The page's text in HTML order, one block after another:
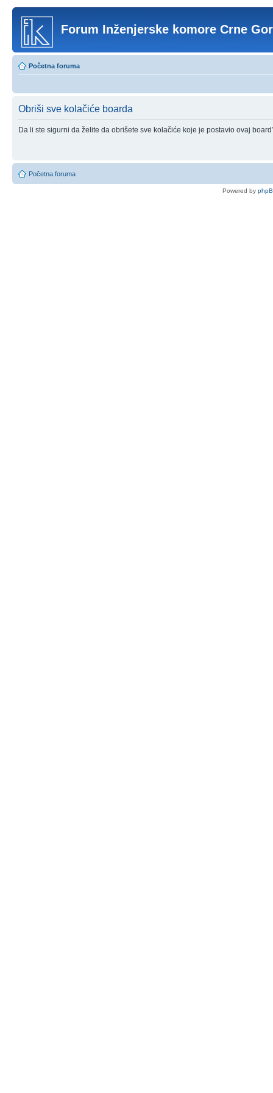
Forum Inženjerske komore Crne
Početna foruma
Obriši sve kolačiće boarda
Da li ste sigurni da želite da obrišete sve kolačiće koje je postavio ovaj
Početna foruma
Powered by